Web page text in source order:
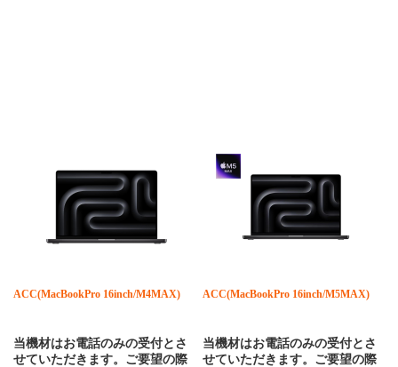
ACC(MacBookPro 16inch/M4MAX)
当機材はお電話のみの受付とさ
せていただきます。ご要望の際
ACC(MacBookPro 16inch/M5MAX)
当機材はお電話のみの受付とさ
せていただきます。ご要望の際